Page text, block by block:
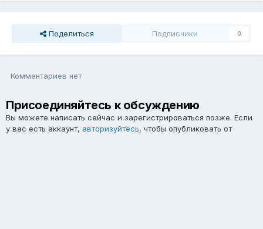
Поделиться Подписчики 0
Комментариев нет
Присоединяйтесь к обсуждению
Вы можете написать сейчас и зарегистрироваться позже. Если
у вас есть аккаунт, авторизуйтесь, чтобы опубликовать от